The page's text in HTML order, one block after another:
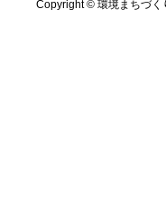
Copyright © 環境まちづく